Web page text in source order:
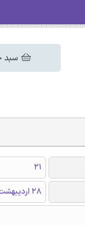
سبد
21
28 اردیبهشت 1404